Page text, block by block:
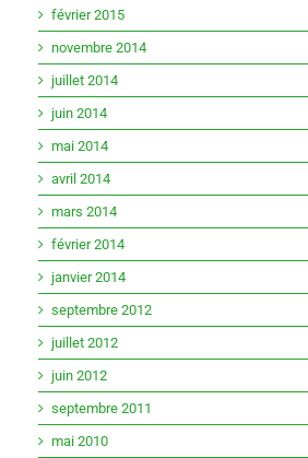
février 2015
novembre 2014
juillet 2014
juin 2014
mai 2014
avril 2014
mars 2014
février 2014
janvier 2014
septembre 2012
juillet 2012
juin 2012
septembre 2011
mai 2010